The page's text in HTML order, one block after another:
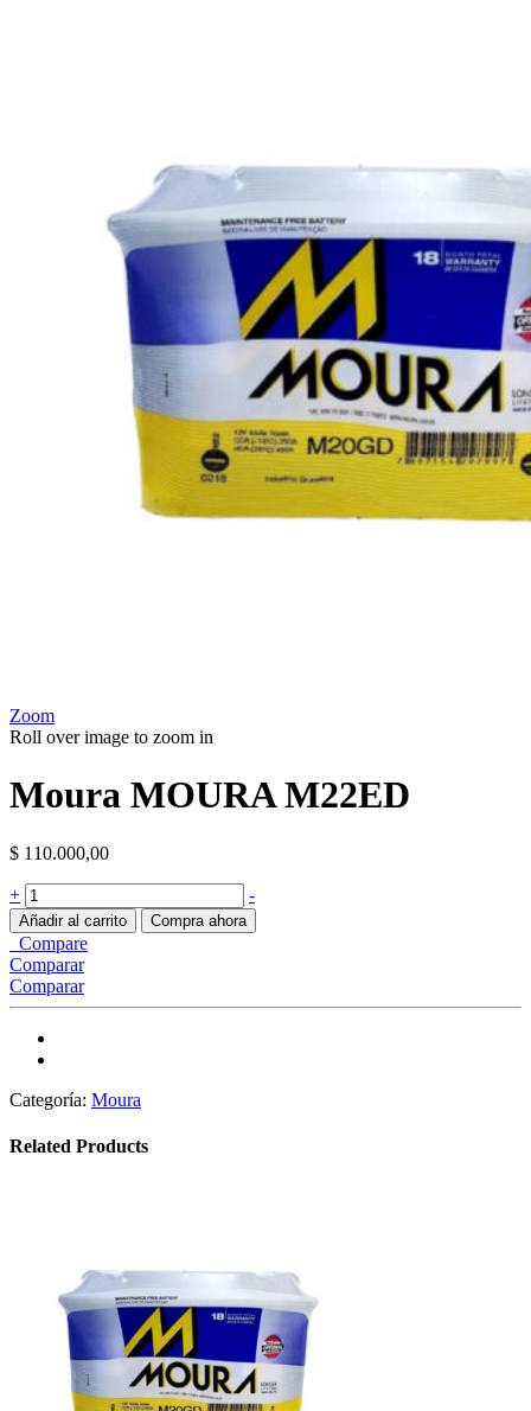
Zoom
Roll over image to zoom in
Moura MOURA M22ED
$ 110.000,00
Moura
MOURA
M22ED
quantity
+ -
Añadir al carrito Compra ahora
Compare
Comparar
Comparar
Categoría: Moura
Related Products